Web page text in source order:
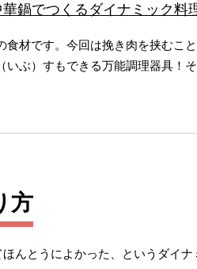
華鍋でつくるダイナミック料
材です。今回は挽き肉を挟むこ
ぶ）すもできる万能調理器具！
方
んとうによかった、というダイ